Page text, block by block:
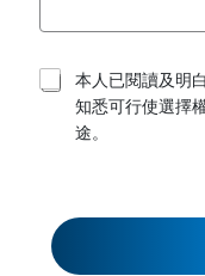
T
e
本人已閱讀及明白
知悉可行使選擇
途。